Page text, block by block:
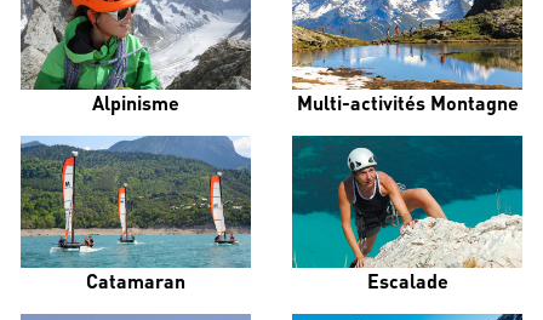
Alpinisme Multi-activités Montagne
Catamaran Escalade